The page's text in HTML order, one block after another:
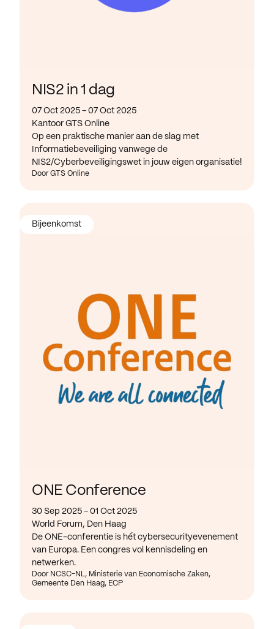
NIS2 in 1 dag
07 Oct 2025 - 07 Oct 2025
Kantoor GTS Online
Op een praktische manier aan de slag met
Informatiebeveiliging vanwege de
NIS2/Cyberbeveiligingswet in jouw eigen organisatie!
Door GTS Online
ONE Conference
30 Sep 2025 - 01 Oct 2025
World Forum, Den Haag
De ONE-conferentie is hét cybersecurityevenement
van Europa. Een congres vol kennisdeling en
netwerken.
Door NCSC-NL, Ministerie van Economische Zaken,
Gemeente Den Haag, ECP
Bijeenkomst